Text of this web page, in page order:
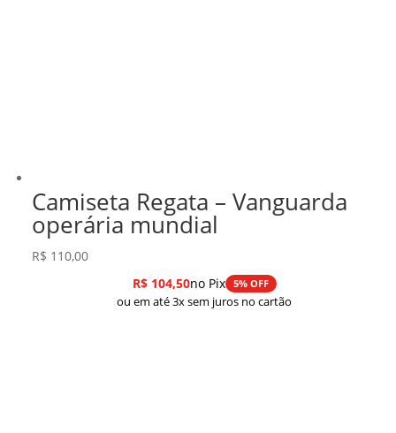
Camiseta Regata – Vanguarda
operária mundial
R$ 110,00
R$104,50no Pix 5% OFF
ou em até 3x sem juros no cartão